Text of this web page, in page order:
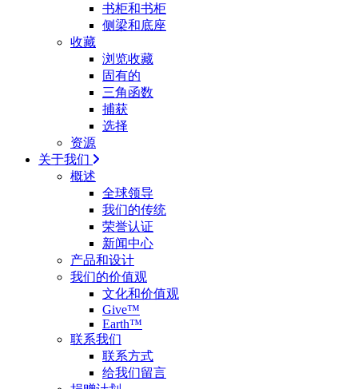
书柜和书柜
侧梁和底座
收藏
浏览收藏
固有的
三角函数
捕获
选择
资源
关于我们
概述
全球领导
我们的传统
荣誉认证
新闻中心
产品和设计
我们的价值观
文化和价值观
Give™
Earth™
联系我们
联系方式
给我们留言